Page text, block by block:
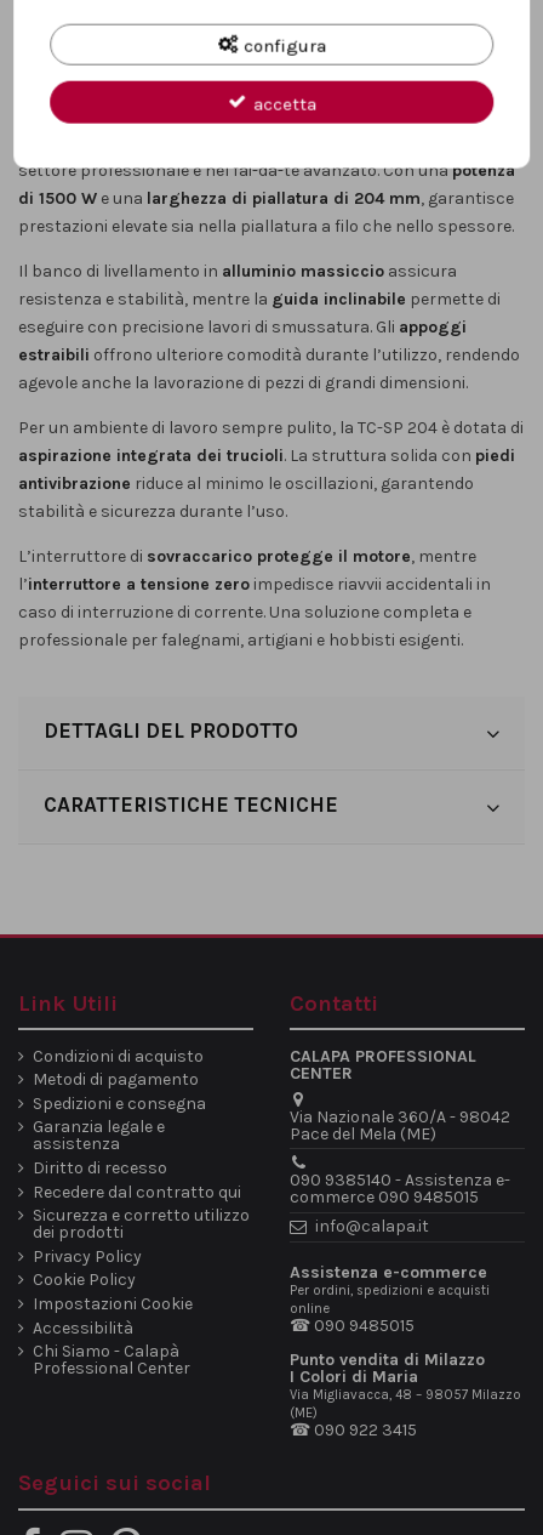
DESCRIZIONE
pialla filo e spessore Einhell TC-SP 204
è una macchina
settore professionale e nel fai-da-te avanzato. Con unapotenza
di 1500 W e una larghezza di piallatura di 204 mm, garantisce
prestazioni elevate sia nella piallatura a filo che nello spessore.
Il banco di livellamento in alluminio massiccio assicura
resistenza e stabilità, mentre la guida inclinabile permette di
eseguire con precisione lavori di smussatura. Gli appoggi
estraibili offrono ulteriore comodità durante l’utilizzo, rendendo
agevole anche la lavorazione di pezzi di grandi dimensioni.
Per un ambiente di lavoro sempre pulito, la TC-SP 204 è dotata di
aspirazione integrata dei trucioli. La struttura solida con piedi
antivibrazione riduce al minimo le oscillazioni, garantendo
stabilità e sicurezza durante l’uso.
L’interruttore di sovraccarico protegge il motore, mentre
l’interruttore a tensione zero impedisce riavvii accidentali in
caso di interruzione di corrente. Una soluzione completa e
professionale per falegnami, artigiani e hobbisti esigenti.
DETTAGLI DEL PRODOTTO
CARATTERISTICHE TECNICHE
Link Utili
Condizioni di acquisto
Metodi di pagamento
Spedizioni e consegna
Garanzia legale e
assistenza
Diritto di recesso
Recedere dal contratto qui
Sicurezza e corretto utilizzo
dei prodotti
Privacy Policy
Cookie Policy
Impostazioni Cookie
Accessibilità
Chi Siamo - Calapà
Professional Center
Contatti
CALAPA PROFESSIONAL
CENTER
Via Nazionale 360/A - 98042
Pace del Mela (ME)
090 9385140 - Assistenza e-
commerce 090 9485015
info@calapa.it
Assistenza e-commerce
Per ordini, spedizioni e acquisti
online
☎ 090 9485015
Punto vendita di Milazzo
I Colori di Maria
Via Migliavacca, 48 – 98057 Milazzo
(ME)
☎ 090 922 3415
Seguici sui social
configura
accetta